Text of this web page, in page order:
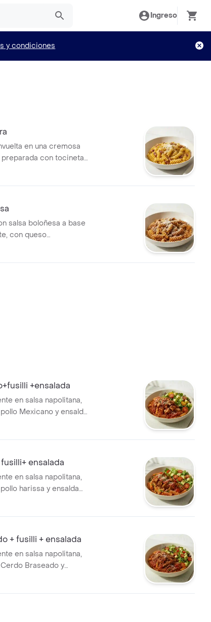
Ingreso
y condiciones
en una cremosa
preparada con tocineta
salsa boloñesa a base
con queso
+ensalada
en salsa napolitana,
Mexicano y ensalda
chrrerry y aguacate.
ensalada
en salsa napolitana,
harissa y ensalda
cherry y aguacate.
+ fusilli + ensalada
en salsa napolitana,
Braseado y
tomate cherry y